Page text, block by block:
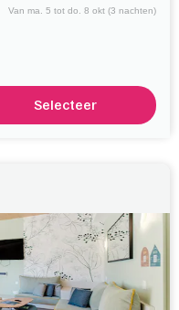
Van ma. 5 tot do. 8 okt (3 nachten)
Selecteer